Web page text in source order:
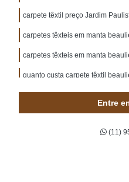
carpete têxtil preço Jardim
carpetes têxteis em manta
carpetes têxteis em manta
quanto custa carpete têxtil
carpete beaulieu linea preço
carpetes beaulieu linea Santana
carpetes boucle tabacow
Entre
(11)